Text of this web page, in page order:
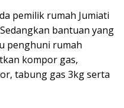
pemilik rumah Jumiati
bantuan yang
penghuni rumah
kompor gas,
tabung gas 3kg serta